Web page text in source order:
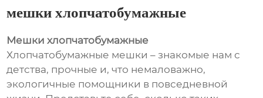
мешки хлопчатобумажные
Мешки хлопчатобумажные
Хлопчатобумажные мешки – знакомые нам с
детства, прочные и, что немаловажно,
экологичные помощники в повседневной